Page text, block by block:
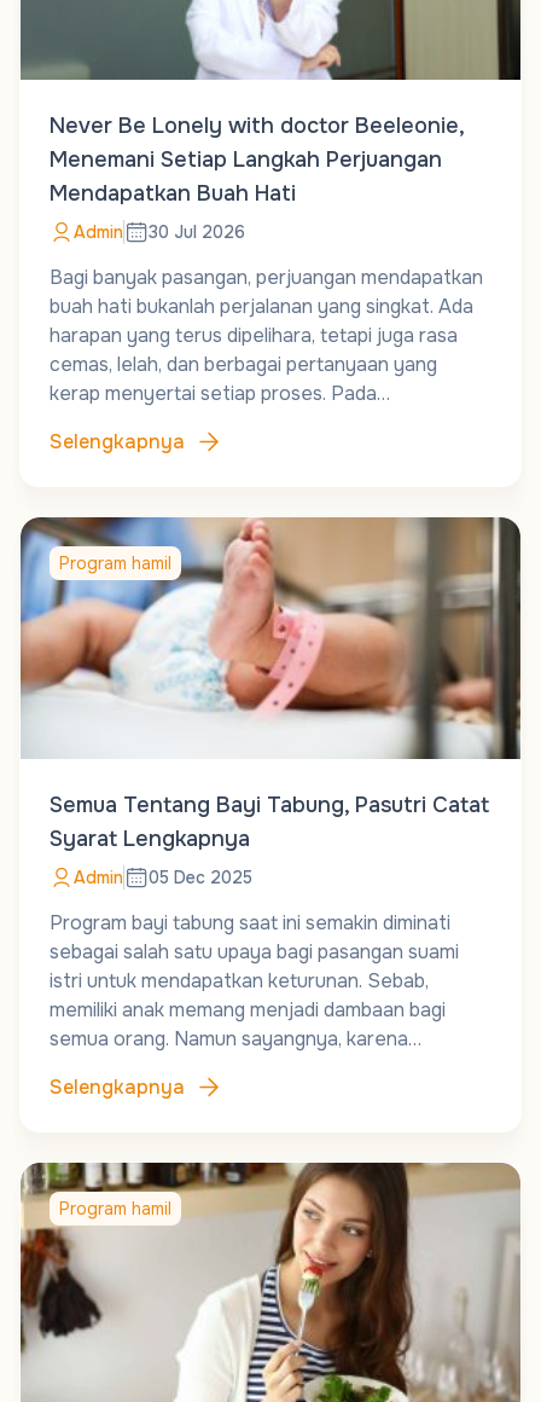
Never Be Lonely with doctor Beeleonie,
Menemani Setiap Langkah Perjuangan
Mendapatkan Buah Hati
Admin 30 Jul 2026
Bagi banyak pasangan, perjuangan mendapatkan
buah hati bukanlah perjalanan yang singkat. Ada
harapan yang terus dipelihara, tetapi juga rasa
cemas, lelah, dan berbagai pertanyaan yang
kerap menyertai setiap proses. Pada…
Selengkapnya
Program hamil
Semua Tentang Bayi Tabung, Pasutri Catat
Syarat Lengkapnya
Admin 05 Dec 2025
Program bayi tabung saat ini semakin diminati
sebagai salah satu upaya bagi pasangan suami
istri untuk mendapatkan keturunan. Sebab,
memiliki anak memang menjadi dambaan bagi
semua orang. Namun sayangnya, karena…
Selengkapnya
Program hamil